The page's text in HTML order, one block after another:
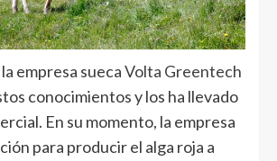
empresa suecaVolta Greentech
conocimientos y los ha llevado
En su momento, la empresa
para producir el alga roja a